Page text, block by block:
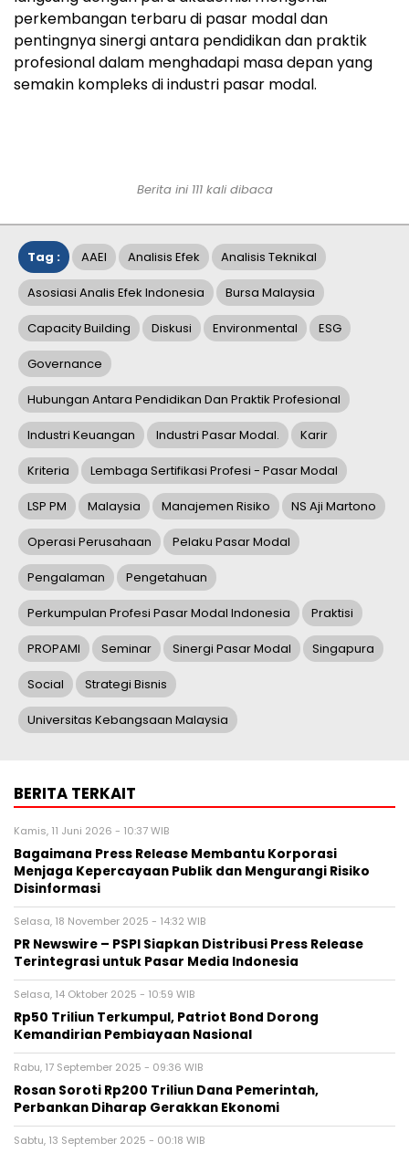
perkembangan terbaru di pasar modal dan
pentingnya sinergi antara pendidikan dan praktik
profesional dalam menghadapi masa depan yang
semakin kompleks di industri pasar modal.
Berita ini 111 kali dibaca
Tag : AAEI Analisis Efek Analisis Teknikal
Asosiasi Analis Efek Indonesia Bursa Malaysia
Capacity Building Diskusi Environmental ESG
Governance
Hubungan Antara Pendidikan Dan Praktik Profesional
Industri Keuangan Industri Pasar Modal. Karir
Kriteria Lembaga Sertifikasi Profesi - Pasar Modal
LSP PM Malaysia Manajemen Risiko NS Aji Martono
Operasi Perusahaan Pelaku Pasar Modal
Pengalaman Pengetahuan
Perkumpulan Profesi Pasar Modal Indonesia Praktisi
PROPAMI Seminar Sinergi Pasar Modal Singapura
Social Strategi Bisnis
Universitas Kebangsaan Malaysia
BERITA TERKAIT
Kamis, 11 Juni 2026 - 10:37 WIB
Bagaimana Press Release Membantu Korporasi
Menjaga Kepercayaan Publik dan Mengurangi Risiko
Disinformasi
Selasa, 18 November 2025 - 14:32 WIB
PR Newswire – PSPI Siapkan Distribusi Press Release
Terintegrasi untuk Pasar Media Indonesia
Selasa, 14 Oktober 2025 - 10:59 WIB
Rp50 Triliun Terkumpul, Patriot Bond Dorong
Kemandirian Pembiayaan Nasional
Rabu, 17 September 2025 - 09:36 WIB
Rosan Soroti Rp200 Triliun Dana Pemerintah,
Perbankan Diharap Gerakkan Ekonomi
Sabtu, 13 September 2025 - 00:18 WIB